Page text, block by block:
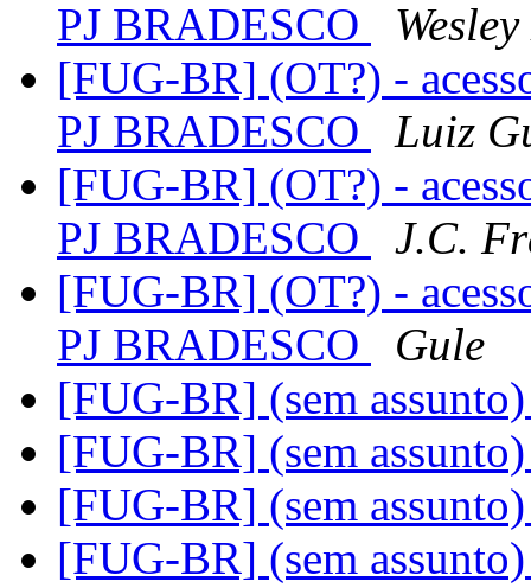
PJ BRADESCO
[FUG-BR] (OT?) -
PJ BRADESCO
Luiz
[FUG-BR] (OT?) -
PJ BRADESCO
J.C.
[FUG-BR] (OT?) -
PJ BRADESCO
Gule
[FUG-BR] (sem
[FUG-BR] (sem
[FUG-BR] (sem
[FUG-BR] (sem